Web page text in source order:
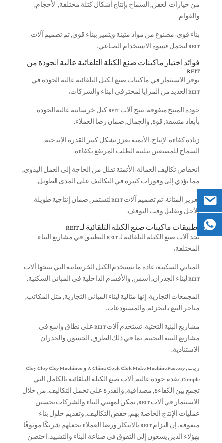
من خيارات العفن, السماح بإنتاج أشكال كتلة مختلفة, الأحجام,
والقوام.
بناء قوي: مصنوع من مواد متينة ويتميز ببناء قوي, تم تصميم آلات
REIT لتحمل قسوة الاستخدام الصناعي.
فوائد اختيار ماكينات صنع الكتلة التلقائية عالية الجودة من
REIT
يوفر الاستثمار في ماكينات صنع الكتل التلقائية عالية الجودة في
REIT العديد من المزايا لمحترفي البناء والشركات:
جودة المنتج متفوقة: تنتج آلات REIT كتل خرسانية عالية الجودة
بأبعاد متسقة, قوة, والجمال, ضمان رضا العملاء.
زيادة كفاءة الإنتاج: الأتمتة تعزز بشكل كبير القدرة الإنتاجية,
السماح للمصنعين بتلبية الطلب المرتفع بكفاءة.
انخفاض تكاليف العمالة: الأتمتة تقلل من الحاجة إلى العمل اليدوي,
مما يؤدي إلى وفورات كبيرة في التكاليف على المدى الطويل.
تعزيز المتانة: تم تصميم آلات REIT لتستمر, ضمان إنتاجية طويلة
الأجل وتقليل وقت التوقف.
تطبيقات ماكينات صنع الكتلة التلقائية لـ REIT
تجد آلات صنع الكتلة التلقائية لـ REIT التطبيق في مشاريع البناء
المختلفة:
المباني السكنية: عادة ما تستخدم الكتل الخرسانية التي تنتجها آلات
REIT لبناء الجدران, أسس, والأقسام الداخلية في المباني السكنية.
المجمعات التجارية: إنها مثالية لبناء المباني التجارية, مثل المكاتب,
متاجر البيع بالتجزئة, والمستودعات.
مشاريع البنية التحتية: تستخدم آلات REIT على نطاق واسع في
مشاريع البنية التحتية, بما في ذلك الطرق, الجسور, والجدران
الاستنادية.
ريت, A China Clock Clok Make Machine Factory و Cloy Cloy Cloy Machines
Comple, يقدم جودة عالية, آلات صنع الكتلة التلقائية بالكامل التي
تجمع بين الكفاءة, مصداقية, والقدرة على تحمل التكاليف. من خلال
الاستثمار في آلات REIT, يمكن لمهنيي البناء والشركات تحسين
عمليات الإنتاج الخاصة بهم, خفض التكاليف, وتقديم حلول بناء
متفوقة. إن التزام REIT بالابتكار ورضا العملاء يجعلهم شريكًا موثوقًا
بهؤلاء الذين يسعون إلى التفوق في صناعة البناء والتشييد. احتضن